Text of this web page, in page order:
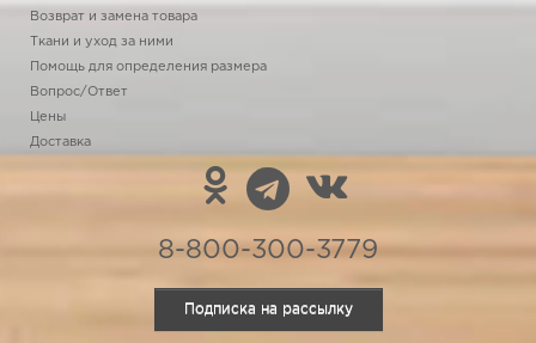
Возврат и замена товара
Ткани и уход за ними
Помощь для определения размера
Вопрос/Ответ
Цены
Доставка
8-800-300-3779
Подписка на рассылку